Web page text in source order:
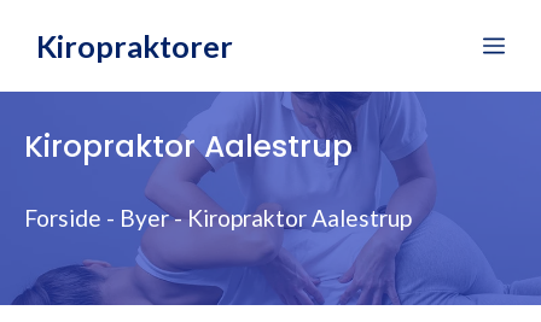
Kiropraktorer
Kiropraktor Aalestrup
Forside - Byer-Kiropraktor Aalestrup